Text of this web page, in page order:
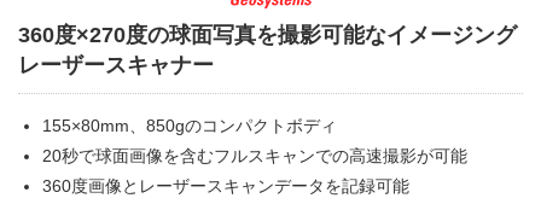
360度×270度の球面写真を撮影可能なイメージング
レーザースキャナー
155×80mm、850gのコンパクトボディ
20秒で球面画像を含むフルスキャンでの高速撮影が可能
360度画像とレーザースキャンデータを記録可能